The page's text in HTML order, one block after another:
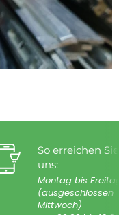
So erreichen Sie
uns:
Montag bis
(ausgeschlossen
Mittwoch)